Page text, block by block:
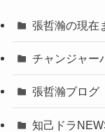
張哲瀚の現在
チャンジャー
張哲瀚ブログ
知己ドラ